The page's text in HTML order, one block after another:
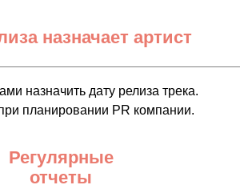
назначает артист
назначить дату релиза трека.
планировании PR компании.
Регулярные
отчеты